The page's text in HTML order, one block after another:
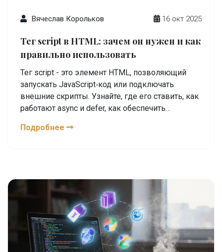
Вячеслав Корольков 16 окт 2025
Тег script в HTML: зачем он нужен и как
правильно использовать
Тег script - это элемент HTML, позволяющий
запускать JavaScript‑код или подключать
внешние скрипты. Узнайте, где его ставить, как
работают async и defer, как обеспечить
Подробнее